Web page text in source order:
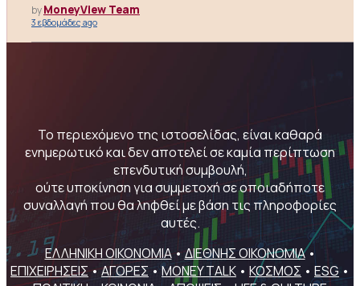
byMoneyView Team
3 εβδομάδες ago
Το περιεχόμενο της ιστοσελίδας, είναι καθαρά
ενημερωτικό και δεν αποτελεί σε καμία περίπτωση
επενδυτική συμβουλή,
ούτε υποκίνηση για συμμετοχή σε οποιαδήποτε
συναλλαγή που θα ληφθεί με βάση τις πληροφορίες
αυτές.
ΕΛΛΗΝΙΚΗ ΟΙΚΟΝΟΜΙΑ•ΔΙΕΘΝΗΣ ΟΙΚΟΝΟΜΙΑ•
ΕΠΙΧΕΙΡΗΣΕΙΣ•ΑΓΟΡΕΣ •MONEY TALK • ΚΟΣΜΟΣ • ESG •